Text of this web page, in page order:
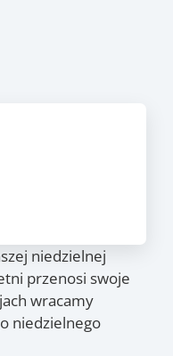
(czw.),
(czw.)
niedzielnej
przenosi swoje
wracamy
niedzielnego